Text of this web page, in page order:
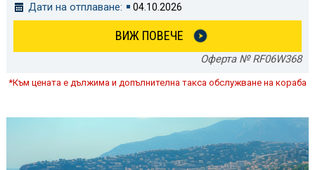
Дати на отплаване:
04.10.2026
ВИЖ ПОВЕЧЕ
Оферта № RF06W368
*Към цената е дължима и допълнителна такса обслужване на кораба